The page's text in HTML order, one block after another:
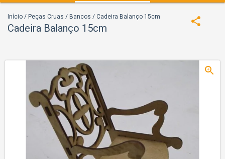
Início / Peças Cruas / Bancos / Cadeira Balanço 15cm
Cadeira Balanço 15cm